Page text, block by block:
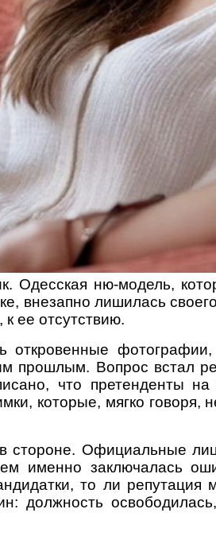
Одесская ню-модель,
внезапно лишилась
ее отсутствию.
откровенные
прошлым. Вопрос встал
что претенденты
которые, мягко говоря,
стороне. Официальные
именно заключалась
то ли
должность